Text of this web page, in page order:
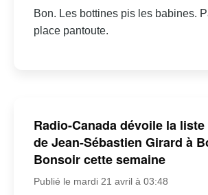
Bon. Les bottines pis les babines.
place pantoute.
Radio-Canada dévoile la
de Jean-Sébastien Girard à
Bonsoir cette semaine
Publié le mardi 21 avril à 03:48